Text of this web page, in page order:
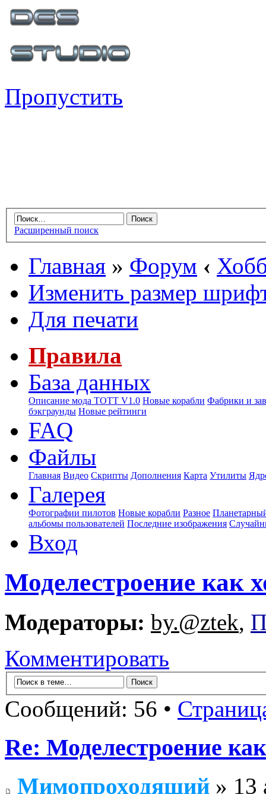
Пропустить
Расширенный поиск
Главная » Форум ‹
Изменить размер
Для печати
Правила
База данных
Описание мода ТОТТ V1.0 Новые корабли Фабрики и
бэкграунды Новые рейтинги
FAQ
Файлы
Главная Видео Скрипты Дополнения Карта Утилиты
Галерея
Фотографии пилотов Новые корабли Разное
альбомы пользователей Последние изображения
Вход
Моделестроение как
Модераторы: by.@ztek,
Комментировать
Сообщений: 56 •
Re: Моделестроение
Мимопроходящий » 13